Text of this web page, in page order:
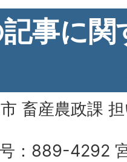
事に
畜産農政課
：889-4292